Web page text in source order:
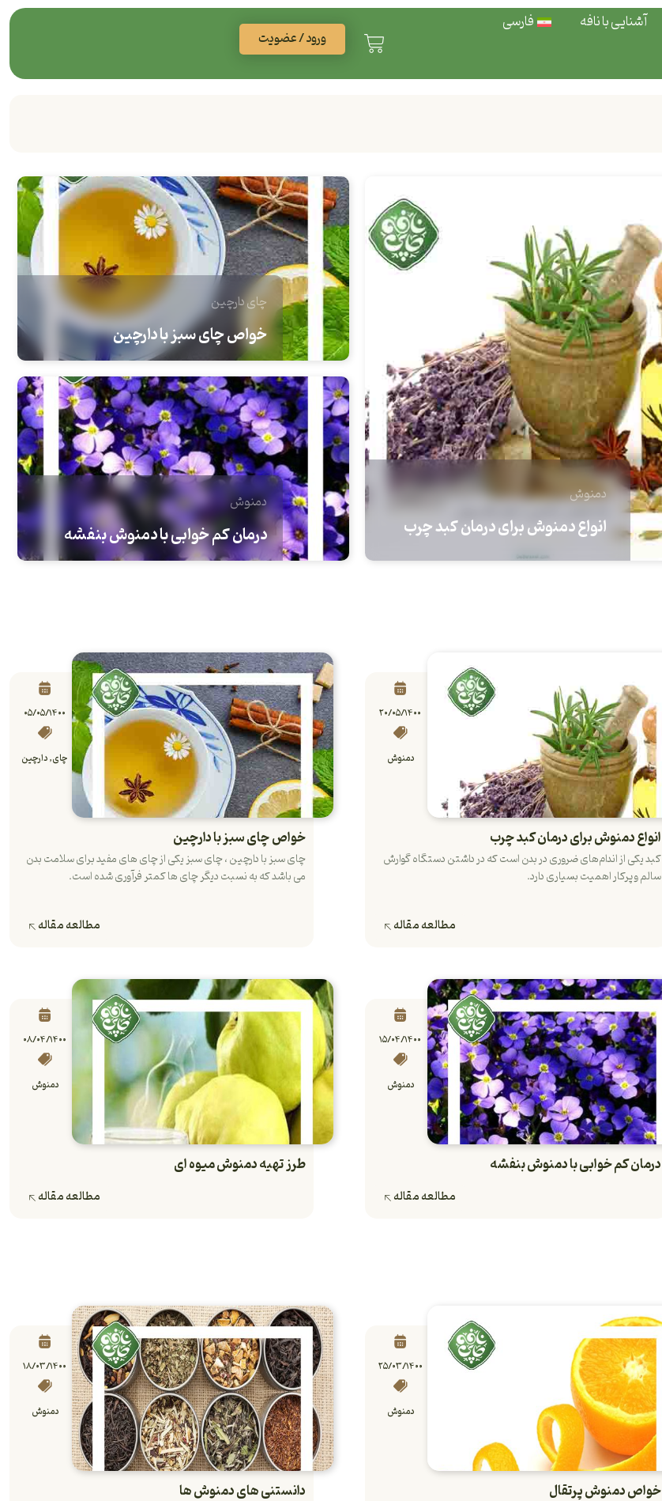
آشنایی با نافه فارسی
ورود / عضویت
دمنوش
انواع دمنوش برای درمان کبد چرب
چایدارچین
خواص چای سبز با دارچین
دمنوش
درمان کم خوابی با دمنوش بنفشه
۲۰/۰۵/۱۴۰۰
دمنوش
انواع دمنوش برای درمان کبد چرب
کبد یکی از اندام‌های ضروری در بدن است که در داشتن دستگاه گوارش
سالم و پرکار اهمیت بسیاری دارد.
مطالعه مقاله
۰۵/۰۵/۱۴۰۰
چای,دارچین
خواص چای سبز با دارچین
چای سبز با دارچین ، چای سبز یکی از چای های مفید برای سلامت بدن
می باشد که به نسبت دیگر چای ها کمتر فرآوری شده است.
مطالعه مقاله
۱۵/۰۴/۱۴۰۰
دمنوش
درمان کم خوابی با دمنوش بنفشه
مطالعه مقاله
۰۸/۰۴/۱۴۰۰
دمنوش
طرز تهیه دمنوش میوه ای
مطالعه مقاله
۲۵/۰۳/۱۴۰۰
دمنوش
خواص دمنوش پرتقال
۱۸/۰۳/۱۴۰۰
دمنوش
دانستنی های دمنوش ها